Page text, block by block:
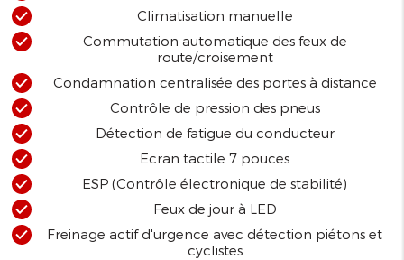
Climatisation manuelle
Commutation automatique des feux de
route/croisement
Condamnation centralisée des portes à distance
Contrôle de pression des pneus
Détection de fatigue du conducteur
Ecran tactile 7 pouces
ESP (Contrôle électronique de stabilité)
Feux de jour à LED
Freinage actif d'urgence avec détection piétons et
cyclistes